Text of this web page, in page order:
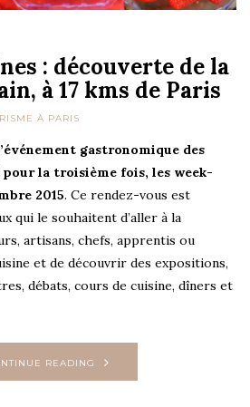
: découverte de la
à 17 kms de Paris
À PARIS
gastronomique des
pour la troisième fois, les week-
2015. Ce rendez-vous est
qui le souhaitent d’aller à la
artisans, chefs, apprentis ou
et de découvrir des expositions,
débats, cours de cuisine, dîners et
READING